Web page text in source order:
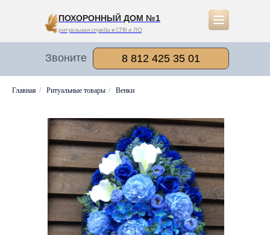
ПОХОРОННЫЙ ДОМ №1
ритуальная служба в СПб и ЛО
8 812 425 35 01
Звоните
Главная / Ритуальные товары / Венки